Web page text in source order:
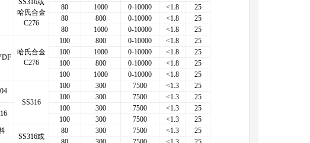
SS316或
哈氏合金
C276
80 1000 0-10000 <1.8
25
80 800 0-10000 <1.8
25
80 1000 0-10000 <1.8
25
哈氏合金
C276
100 800 0-10000 <1.8
25
100 1000 0-10000 <1.8
25
100 800 0-10000 <1.8
25
100 1000 0-10000 <1.8 25
SS316
100 300 7500 <1.3
25
100 300 7500 <1.3
25
100 300 7500 <1.3
25
100 300 7500 <1.3
25
SS316或
80 300 7500 <1.3
25